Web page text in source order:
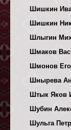
Шишкин
Шишкин
Шлыгин
Шмаков
Шмонов
Шнырева
Штык Яков
Шубин
Шульга